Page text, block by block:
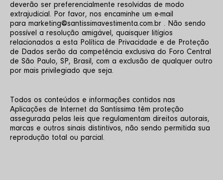
deverão ser preferencialmente resolvidas de modo
extrajudicial. Por favor, nos encaminhe um e-mail
para marketing@santissimavestimenta.com.br . Não sendo
possível a resolução amigável, quaisquer litígios
relacionados a esta Política de Privacidade e de Proteção
de Dados serão da competência exclusiva do Foro Central
de São Paulo, SP, Brasil, com a exclusão de qualquer outro
por mais privilegiado que seja.
Todos os conteúdos e informações contidos nas
Aplicações de Internet da Santíssima têm proteção
assegurada pelas leis que regulamentam direitos autorais,
marcas e outros sinais distintivos, não sendo permitida sua
reprodução total ou parcial.